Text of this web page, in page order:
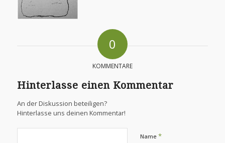
0
KOMMENTARE
Hinterlasse einen Kommentar
An der Diskussion beteiligen?
Hinterlasse uns deinen Kommentar!
Name *